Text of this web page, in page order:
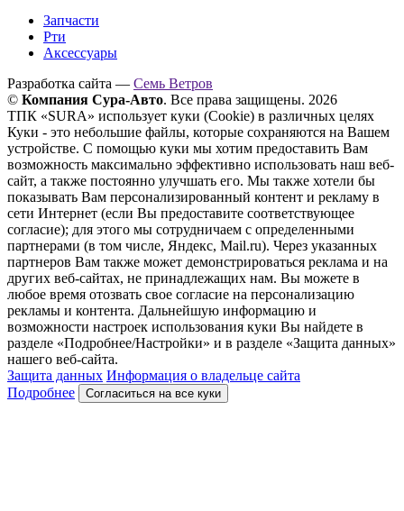
Запчасти
Рти
Аксессуары
Разработка сайта — Семь Ветров
© Компания Сура-Авто. Все права защищены. 2026
ТПК «SURA» использует куки (Cookie) в различных целях
Куки - это небольшие файлы, которые сохраняются на Вашем
устройстве. С помощью куки мы хотим предоставить Вам
возможность максимально эффективно использовать наш веб-
сайт, а также постоянно улучшать его. Мы также хотели бы
показывать Вам персонализированный контент и рекламу в
сети Интернет (если Вы предоставите соответствующее
согласие); для этого мы сотрудничаем с определенными
партнерами (в том числе, Яндекс, Mail.ru). Через указанных
партнеров Вам также может демонстрироваться реклама и на
других веб-сайтах, не принадлежащих нам. Вы можете в
любое время отозвать свое согласие на персонализацию
рекламы и контента. Дальнейшую информацию и
возможности настроек использования куки Вы найдете в
разделе «Подробнее/Настройки» и в разделе «Защита данных»
нашего веб-сайта.
Защита данных Информация о владельце сайта
Подробнее
Согласиться на все куки